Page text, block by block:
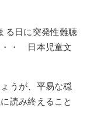
る日に突発性難聴
・・ 日本児童文
うが、平易な穏
読み終えること